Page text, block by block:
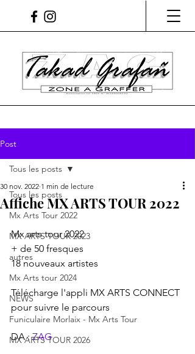
Post
Tous les posts
Mx Arts Tour 2022
MX ARTS TOUR 2023
autres
Mx Arts tour 2024
NEWS
Funiculaire Morlaix - Mx Arts Tour
MX ARTS TOUR 2026
Tous les posts
Affiche MX ARTS TOUR 2022
30 nov. 2022 1 min de lecture
Mx arts tour 2022
+ de 50 fresques
18 nouveaux artistes
Télécharge l'appli MX ARTS CONNECT
pour suivre le parcours
DA : ZAG